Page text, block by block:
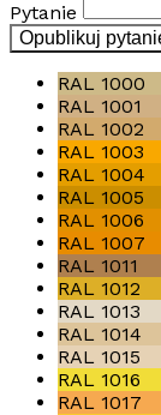
Pytanie
Opublikuj
RAL 1000
RAL 1001
RAL 1002
RAL 1003
RAL 1004
RAL 1005
RAL 1006
RAL 1007
RAL 1011
RAL 1012
RAL 1013
RAL 1014
RAL 1015
RAL 1016
RAL 1017